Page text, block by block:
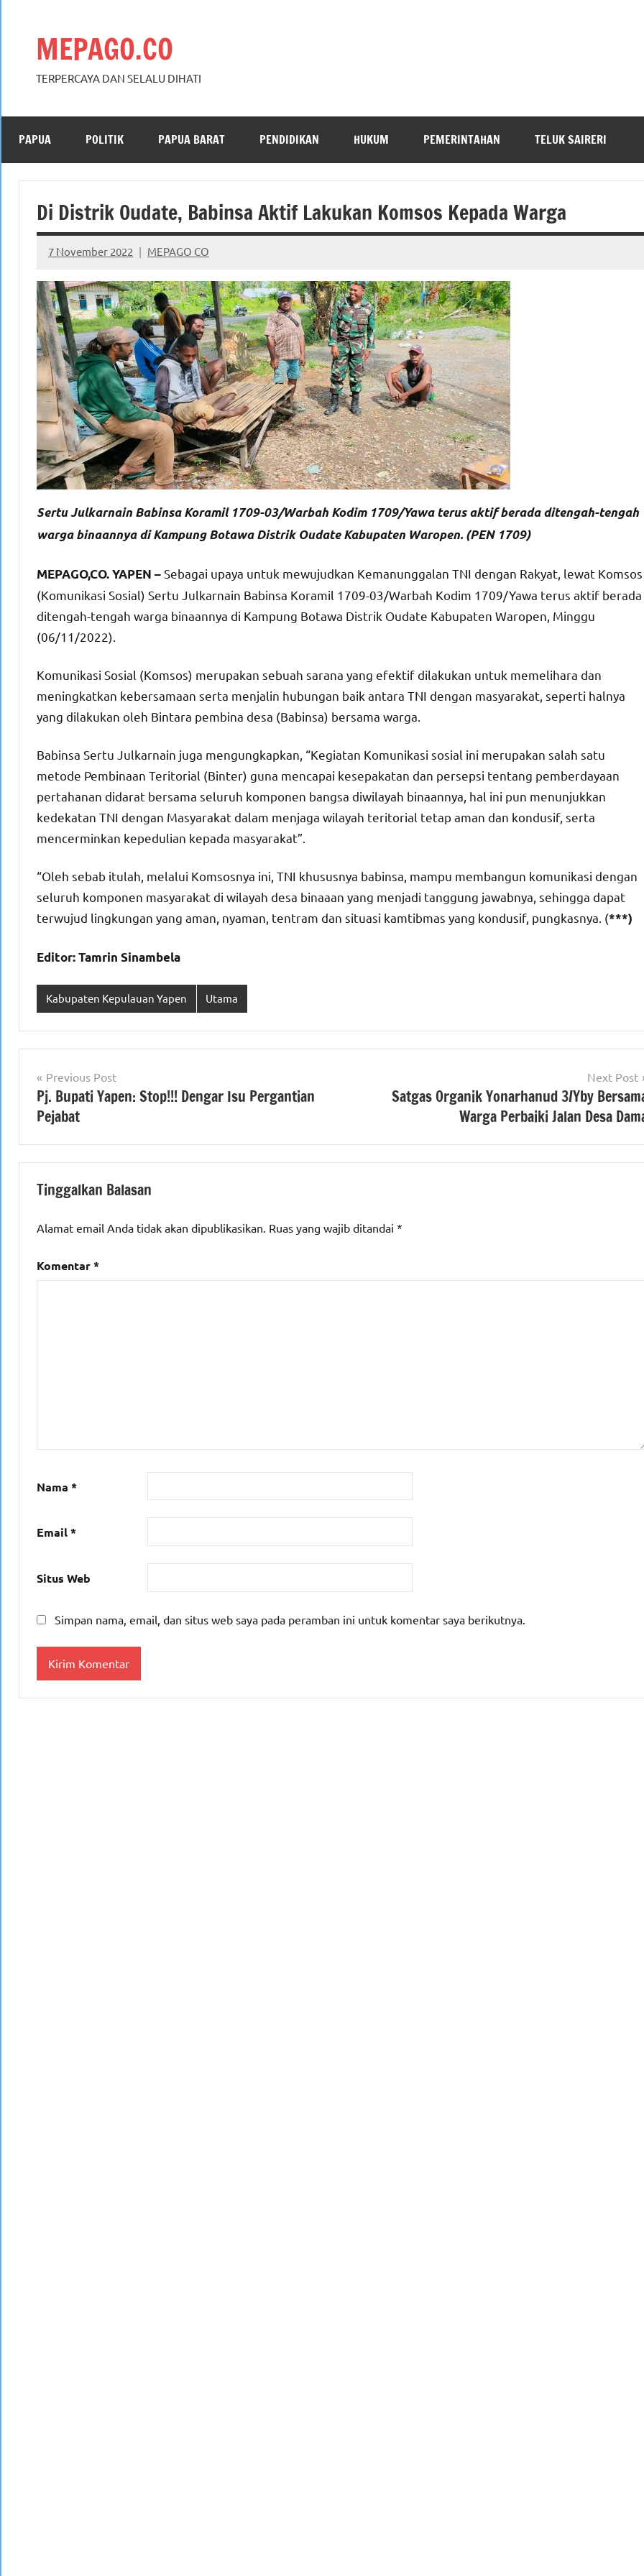
MEPAGO.CO
TERPERCAYA DAN SELALU DIHATI
PAPUA POLITIK PAPUA BARAT PENDIDIKAN HUKUM PEMERINTAHAN TELUK SAIRERI
Di Distrik Oudate, Babinsa Aktif Lakukan Komsos Kepada Warga
7 November 2022 MEPAGO CO
No
comments
Sertu Julkarnain Babinsa Koramil 1709-03/Warbah Kodim 1709/Yawa terus aktif berada ditengah-tengah
warga binaannya di Kampung Botawa Distrik Oudate Kabupaten Waropen. (PEN 1709)
MEPAGO,CO. YAPEN –Sebagai upaya untuk mewujudkan Kemanunggalan TNI dengan Rakyat, lewat Komsos
(Komunikasi Sosial) Sertu Julkarnain Babinsa Koramil 1709-03/Warbah Kodim 1709/Yawa terus aktif berada
ditengah-tengah warga binaannya di Kampung Botawa Distrik Oudate Kabupaten Waropen, Minggu
(06/11/2022).
Komunikasi Sosial (Komsos) merupakan sebuah sarana yang efektif dilakukan untuk memelihara dan
meningkatkan kebersamaan serta menjalin hubungan baik antara TNI dengan masyarakat, seperti halnya
yang dilakukan oleh Bintara pembina desa (Babinsa) bersama warga.
Babinsa Sertu Julkarnain juga mengungkapkan, “Kegiatan Komunikasi sosial ini merupakan salah satu
metode Pembinaan Teritorial (Binter) guna mencapai kesepakatan dan persepsi tentang pemberdayaan
pertahanan didarat bersama seluruh komponen bangsa diwilayah binaannya, hal ini pun menunjukkan
kedekatan TNI dengan Masyarakat dalam menjaga wilayah teritorial tetap aman dan kondusif, serta
mencerminkan kepedulian kepada masyarakat”.
“Oleh sebab itulah, melalui Komsosnya ini, TNI khususnya babinsa, mampu membangun komunikasi dengan
seluruh komponen masyarakat di wilayah desa binaaan yang menjadi tanggung jawabnya, sehingga dapat
terwujud lingkungan yang aman, nyaman, tentram dan situasi kamtibmas yang kondusif, pungkasnya. (***)
Editor: Tamrin Sinambela
Kabupaten Kepulauan Yapen Utama
Navigasi
pos
Previous Post
Pj. Bupati Yapen: Stop!!! Dengar Isu Pergantian
Pejabat
Next Post
Satgas Organik Yonarhanud 3/Yby
Warga Perbaiki Jalan Desa
Tinggalkan Balasan
Alamat email Anda tidak akan dipublikasikan. Ruas yang wajib ditandai *
Komentar*
Nama *
Email*
Situs Web
Simpan nama, email, dan situs web saya pada peramban ini untuk komentar saya berikutnya.